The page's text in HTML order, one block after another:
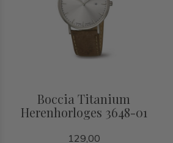
Boccia Titanium
Herenhorloges 3648-01
129,00